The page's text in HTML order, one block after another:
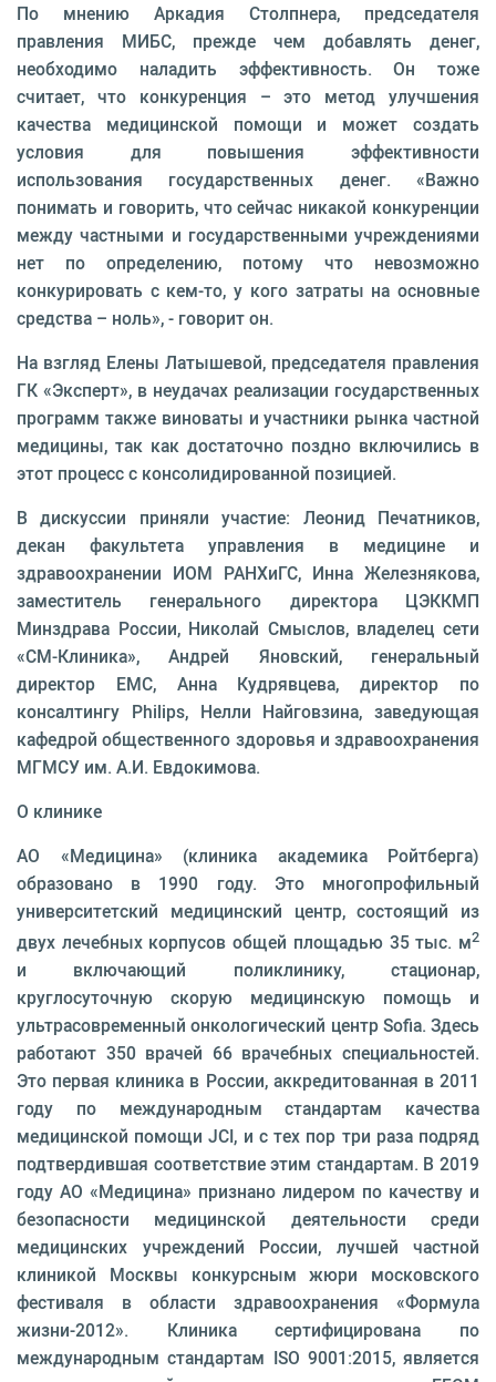
По мнению Аркадия Столпнера, председателя
правления МИБС, прежде чем добавлять денег,
необходимо наладить эффективность. Он тоже
считает, что конкуренция – это метод улучшения
качества медицинской помощи и может создать
условия для повышения эффективности
использования государственных денег. «Важно
понимать и говорить, что сейчас никакой конкуренции
между частными и государственными учреждениями
нет по определению, потому что невозможно
конкурировать с кем-то, у кого затраты на основные
средства – ноль», - говорит он.
На взгляд Елены Латышевой, председателя правления
ГК «Эксперт», в неудачах реализации государственных
программ также виноваты и участники рынка частной
медицины, так как достаточно поздно включились в
этот процесс с консолидированной позицией.
В дискуссии приняли участие: Леонид Печатников,
декан факультета управления в медицине и
здравоохранении ИОМ РАНХиГС, Инна Железнякова,
заместитель генерального директора ЦЭККМП
Минздрава России, Николай Смыслов, владелец сети
«СМ‐Клиника», Андрей Яновский, генеральный
директор EMC, Анна Кудрявцева, директор по
консалтингу Philips, Нелли Найговзина, заведующая
кафедрой общественного здоровья и здравоохранения
МГМСУ им. А.И. Евдокимова.
О клинике
АО «Медицина» (клиника академика Ройтберга)
образовано в 1990 году. Это многопрофильный
университетский медицинский центр, состоящий из
двух лечебных корпусов общей площадью 35 тыс. м2
и включающий поликлинику, стационар,
круглосуточную скорую медицинскую помощь и
ультрасовременный онкологический центр Sofia. Здесь
работают 350 врачей 66 врачебных специальностей.
Это первая клиника в России, аккредитованная в 2011
году по международным стандартам качества
медицинской помощи JCI, и с тех пор три раза подряд
подтвердившая соответствие этим стандартам. В 2019
году АО «Медицина» признано лидером по качеству и
безопасности медицинской деятельности среди
медицинских учреждений России, лучшей частной
клиникой Москвы конкурсным жюри московского
фестиваля в области здравоохранения «Формула
жизни-2012». Клиника сертифицирована по
международным стандартам ISO 9001:2015, является